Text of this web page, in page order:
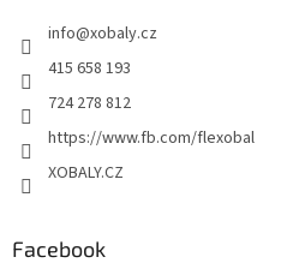
info@xobaly.cz
415 658 193
724 278 812
https://www.fb.com/flexobal
XOBALY.CZ
Facebook